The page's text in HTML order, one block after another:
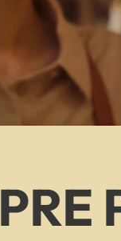
PRE